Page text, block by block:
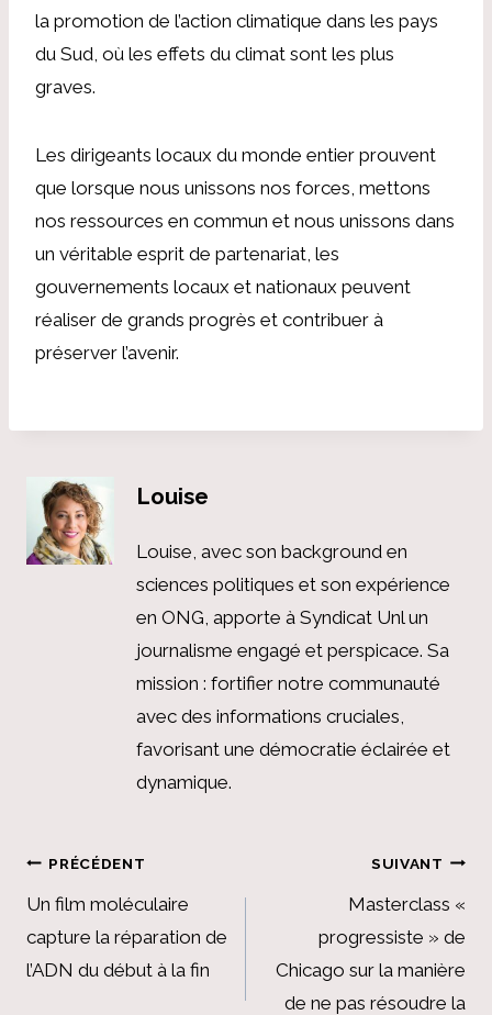
la promotion de l’action climatique dans les pays
du Sud, où les effets du climat sont les plus
graves.
Les dirigeants locaux du monde entier prouvent
que lorsque nous unissons nos forces, mettons
nos ressources en commun et nous unissons dans
un véritable esprit de partenariat, les
gouvernements locaux et nationaux peuvent
réaliser de grands progrès et contribuer à
préserver l’avenir.
Louise
Louise, avec son background en
sciences politiques et son expérience
en ONG, apporte à Syndicat Unl un
journalisme engagé et perspicace. Sa
mission : fortifier notre communauté
avec des informations cruciales,
favorisant une démocratie éclairée et
dynamique.
Navigation
de
l’article
PRÉCÉDENT
Un film moléculaire
capture la réparation de
l’ADN du début à la fin
SUIVANT
Masterclass «
progressiste » de
Chicago sur la manière
de ne pas résoudre la